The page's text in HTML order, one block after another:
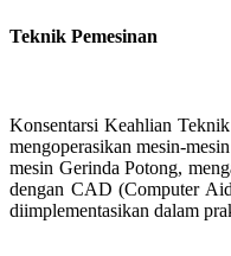
Teknik Pemesinan
Konsentarsi Keahlian
mengoperasikan mesin-
mesin Gerinda Potong,
dengan CAD (Computer
diimplementasikan dalam